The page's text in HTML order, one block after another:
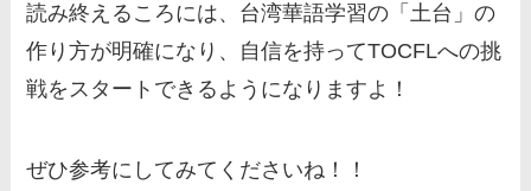
読み終えるころには、台湾華語学習の「土台」の
作り方が明確になり、自信を持ってTOCFLへの挑
戦をスタートできるようになりますよ！
ぜひ参考にしてみてくださいね！！